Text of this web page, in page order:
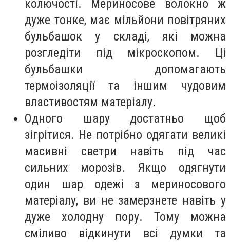
колючості. Мериносове волокно ж
дуже тонке, має мільйони повітряних
бульбашок у складі, які можна
розгледіти під мікроскопом. Ці
бульбашки допомагають
термоізоляції та іншим чудовим
властивостям матеріалу.
Одного шару достатньо щоб
зігрітися. Не потрібно одягати великі
масивні светри навіть під час
сильних морозів. Якщо одягнути
один шар одежі з мериносового
матеріалу, ви не замерзнете навіть у
дуже холодну пору. Тому можна
сміливо відкинути всі думки та